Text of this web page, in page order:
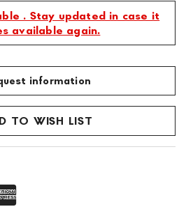
. Stay updated in case it
available again.
information
TO WISH LIST